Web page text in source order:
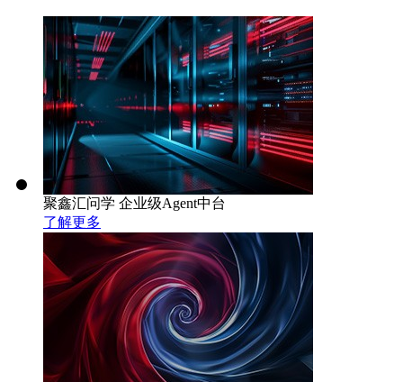
聚鑫汇问学 企业级Agent中台
了解更多